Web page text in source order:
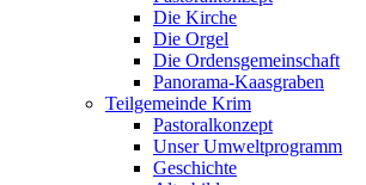
Die Kirche
Die Orgel
Die Ordensgemeinschaft
Panorama-Kaasgraben
Teilgemeinde Krim
Pastoralkonzept
Unser Umweltprogramm
Geschichte